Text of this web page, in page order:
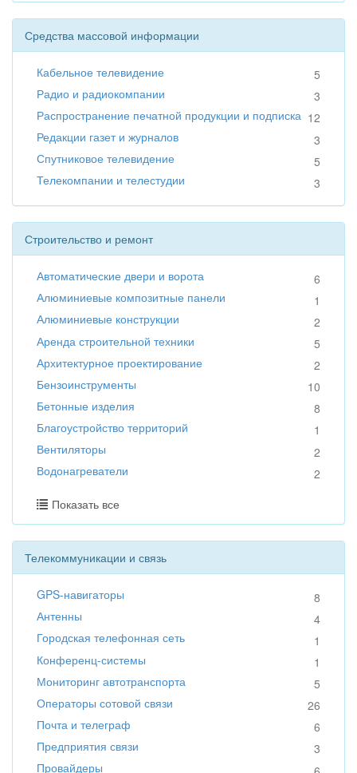
Средства массовой информации
Кабельное телевидение
5
Радио и радиокомпании
3
Распространение печатной продукции и подписка 12
Редакции газет и журналов
3
Спутниковое телевидение
5
Телекомпании и телестудии
3
Строительство и ремонт
Автоматические двери и ворота
6
Алюминиевые композитные панели
1
Алюминиевые конструкции
2
Аренда строительной техники
5
Архитектурное проектирование
2
Бензоинструменты
10
Бетонные изделия
8
Благоустройство территорий
1
Вентиляторы
2
Водонагреватели
2
Показать все
Телекоммуникации и связь
GPS-навигаторы
8
Антенны
4
Городская телефонная сеть
1
Конференц-системы
1
Мониторинг автотранспорта
5
Операторы сотовой связи
26
Почта и телеграф
6
Предприятия связи
3
Провайдеры